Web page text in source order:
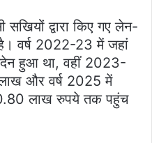
सखियों द्वारा किए गए लेन-
है। वर्ष 2022-23 में जहां
हुआ था, वहीं 2023-
और वर्ष 2025 में
लाख रुपये तक पहुंच